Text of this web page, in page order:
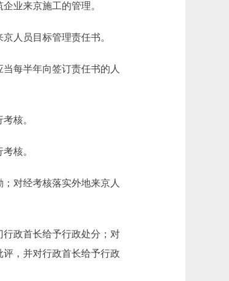
业来京施工的管理。
人员目标管理责任书。
每半年向签订责任书的人
核。
核。
对经考核落实外地来京人
政首长给予行政处分；对
，并对行政首长给予行政